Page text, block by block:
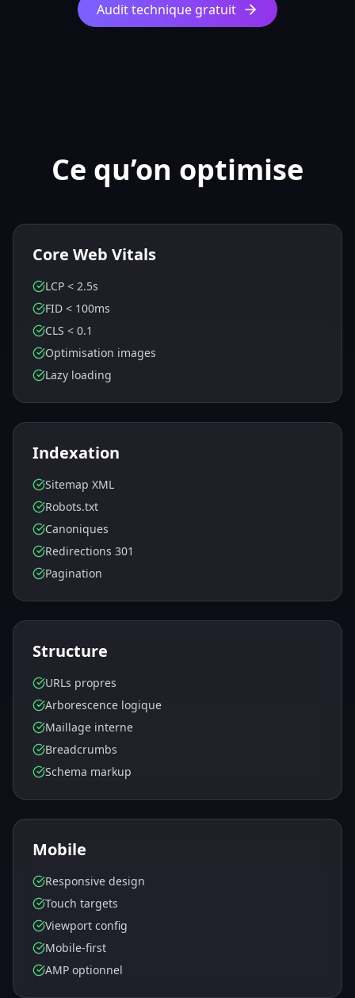
Audit technique gratuit
Ce qu’on optimise
Core Web Vitals
LCP < 2.5s
FID < 100ms
CLS < 0.1
Optimisation images
Lazy loading
Indexation
Sitemap XML
Robots.txt
Canoniques
Redirections 301
Pagination
Structure
URLs propres
Arborescence logique
Maillage interne
Breadcrumbs
Schema markup
Mobile
Responsive design
Touch targets
Viewport config
Mobile-first
AMP optionnel